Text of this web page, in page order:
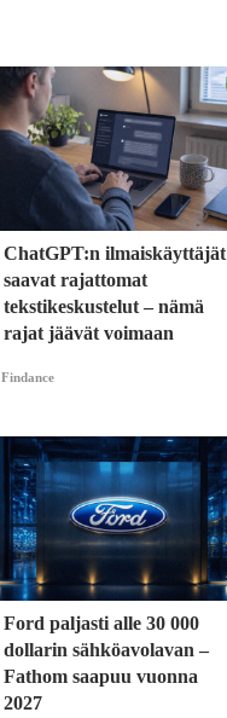
ChatGPT:n ilmaiskäyttäjät
saavat rajattomat
tekstikeskustelut – nämä
rajat jäävät voimaan
Findance
Ford paljasti alle 30 000
dollarin sähköavolavan –
Fathom saapuu vuonna
2027